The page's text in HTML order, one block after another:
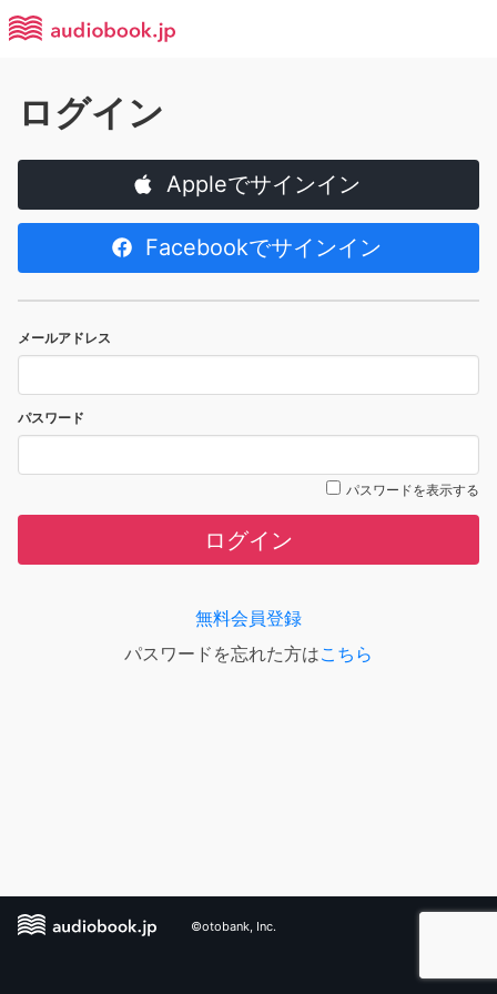
ログイン
Appleでサインイン
Facebookでサインイン
メールアドレス
パスワード
パスワードを表示する
ログイン
無料会員登録
パスワードを忘れた方はこちら
©otobank, Inc.